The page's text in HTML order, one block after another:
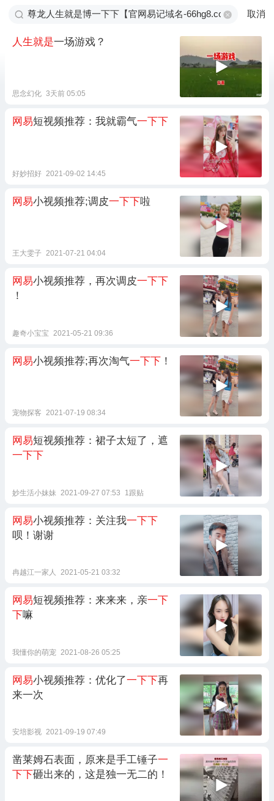
取消
人生就是一场游戏？
思念幻化 3天前 05:05
网易短视频推荐：我就霸气一下下
好妙招好 2021-09-02 14:45
网易小视频推荐;调皮一下下啦
王大雯子 2021-07-21 04:04
网易小视频推荐，再次调皮一下下
！
趣奇小宝宝 2021-05-21 09:36
网易小视频推荐;再次淘气一下下 ！
宠物探客 2021-07-19 08:34
网易短视频推荐：裙子太短了，遮
一下下
妙生活小妹妹 2021-09-27 07:53 1跟贴
网易小视频推荐：关注我一下下
呗！谢谢
冉越江一家人 2021-05-21 03:32
网易短视频推荐：来来来，亲一下
下嘛
我懂你的萌宠 2021-08-26 05:25
网易小视频推荐：优化了一下下再
来一次
安培影视 2021-09-19 07:49
凿莱姆石表面，原来是手工锤子一
下下砸出来的，这是独一无二的！